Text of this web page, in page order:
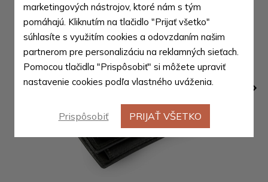
marketingových nástrojov, ktoré nám s tým
pomáhajú. Kliknutím na tlačidlo "Prijať všetko"
súhlasíte s využitím cookies a odovzdaním našim
partnerom pre personalizáciu na reklamných sieťach.
Pomocou tlačidla "Prispôsobiť" si môžete upraviť
nastavenie cookies podľa vlastného uváženia.
Prispôsobiť PRIJAŤ VŠETKO